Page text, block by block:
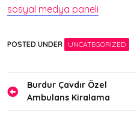
sosyal medya paneli
POSTED UNDER UNCATEGORIZED
Yazı
gezinmesi
Burdur Çavdır Özel
Ambulans Kiralama